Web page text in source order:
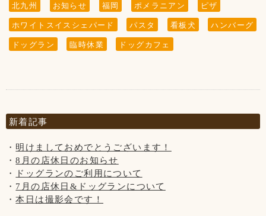
北九州 お知らせ 福岡 ポメラニアン ピザ
ホワイトスイスシェパード パスタ 看板犬 ハンバーグ
ドッグラン 臨時休業 ドッグカフェ
新着記事
明けましておめでとうございます！
8月の店休日のお知らせ
ドッグランのご利用について
7月の店休日&ドッグランについて
本日は撮影会です！